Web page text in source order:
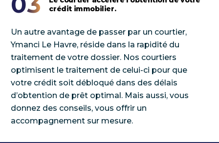
crédit immobilier.
Un autre avantage de passer par un courtier,
Ymanci Le Havre, réside dans la rapidité du
traitement de votre dossier. Nos courtiers
optimisent le traitement de celui-ci pour que
votre crédit soit débloqué dans des délais
d’obtention de prêt optimal. Mais aussi, vous
donnez des conseils, vous offrir un
accompagnement sur mesure.